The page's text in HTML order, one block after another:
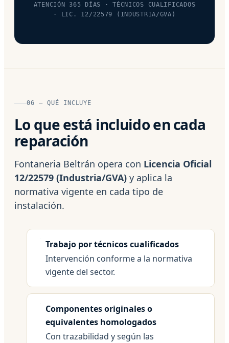
ATENCIÓN 365 DÍAS · TÉCNICOS CUALIFICADOS
· LIC. 12/22579 (INDUSTRIA/GVA)
06 — QUÉ INCLUYE
Lo que está incluido en cada
reparación
Fontaneria Beltrán opera con Licencia Oficial
12/22579 (Industria/GVA) y aplica la
normativa vigente en cada tipo de
instalación.
Trabajo por técnicos cualificados
Intervención conforme a la normativa
vigente del sector.
Componentes originales o
equivalentes homologados
Con trazabilidad y según las